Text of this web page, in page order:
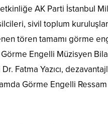
AK Parti İstanbul
sivil toplum
tören tamamı görme
Engelli Müzisyen
Fatma Yazıcı,
Görme Engelli